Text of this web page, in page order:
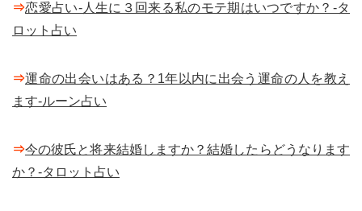
⇒恋愛占い-人生に３回来る私のモテ期はいつですか？-タ
ロット占い
⇒運命の出会いはある？1年以内に出会う運命の人を教え
ます-ルーン占い
⇒今の彼氏と将来結婚しますか？結婚したらどうなります
か？-タロット占い